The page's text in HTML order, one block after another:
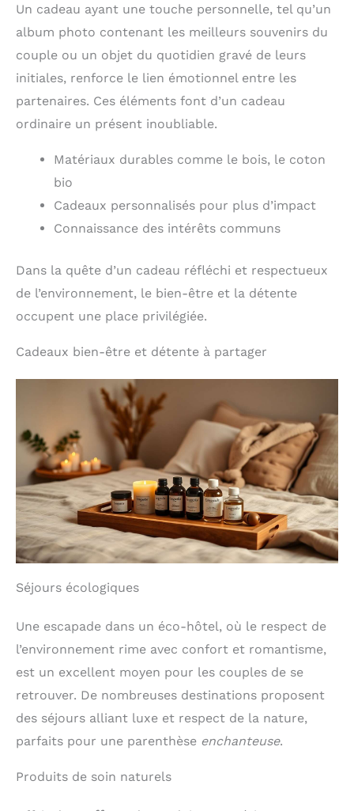
Un cadeau ayant une touche personnelle, tel qu’un
album photo contenant les meilleurs souvenirs du
couple ou un objet du quotidien gravé de leurs
initiales, renforce le lien émotionnel entre les
partenaires. Ces éléments font d’un cadeau
ordinaire un présent inoubliable.
Matériaux durables comme le bois, le coton
bio
Cadeaux personnalisés pour plus d’impact
Connaissance des intérêts communs
Dans la quête d’un cadeau réfléchi et respectueux
de l’environnement, le bien-être et la détente
occupent une place privilégiée.
Cadeaux bien-être et détente à partager
Séjours écologiques
Une escapade dans un éco-hôtel, où le respect de
l’environnement rime avec confort et romantisme,
est un excellent moyen pour les couples de se
retrouver. De nombreuses destinations proposent
des séjours alliant luxe et respect de la nature,
parfaits pour une parenthèse enchanteuse.
Produits de soin naturels